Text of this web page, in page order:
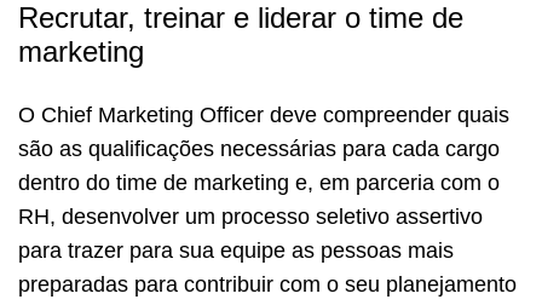
Recrutar, treinar e liderar o time de
marketing
O Chief Marketing Officer deve compreender quais
são as qualificações necessárias para cada cargo
dentro do time de marketing e, em parceria com o
RH, desenvolver um processo seletivo assertivo
para trazer para sua equipe as pessoas mais
preparadas para contribuir com o seu planejamento